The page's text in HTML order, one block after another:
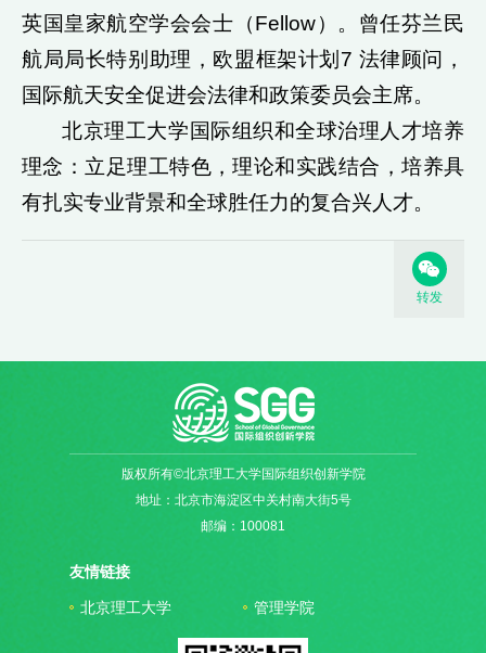
英国皇家航空学会会士（Fellow）。曾任芬兰民
航局局长特别助理，欧盟框架计划7 法律顾问，
国际航天安全促进会法律和政策委员会主席。
北京理工大学国际组织和全球治理人才培养
理念：立足理工特色，理论和实践结合，培养具
有扎实专业背景和全球胜任力的复合兴人才。
转发
版权所有©北京理工大学国际组织创新学院
地址：北京市海淀区中关村南大街5号
邮编：100081
友情链接
北京理工大学 管理学院